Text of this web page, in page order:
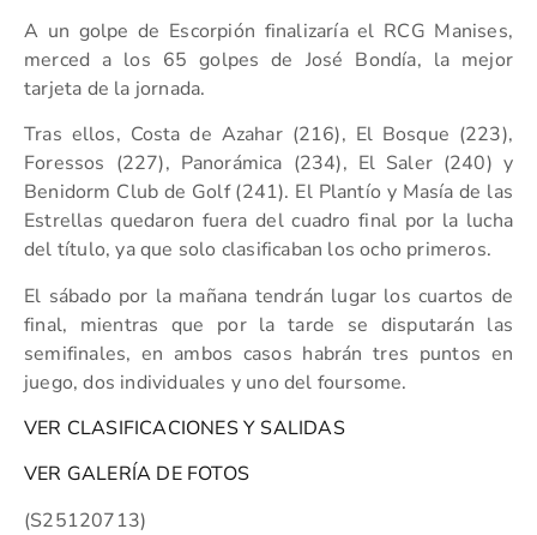
A un golpe de Escorpión finalizaría el RCG Manises,
merced a los 65 golpes de José Bondía, la mejor
tarjeta de la jornada.
Tras ellos, Costa de Azahar (216), El Bosque (223),
Foressos (227), Panorámica (234), El Saler (240) y
Benidorm Club de Golf (241). El Plantío y Masía de las
Estrellas quedaron fuera del cuadro final por la lucha
del título, ya que solo clasificaban los ocho primeros.
El sábado por la mañana tendrán lugar los cuartos de
final, mientras que por la tarde se disputarán las
semifinales, en ambos casos habrán tres puntos en
juego, dos individuales y uno del foursome.
VER CLASIFICACIONES Y SALIDAS
VER GALERÍA DE FOTOS
(S25120713)